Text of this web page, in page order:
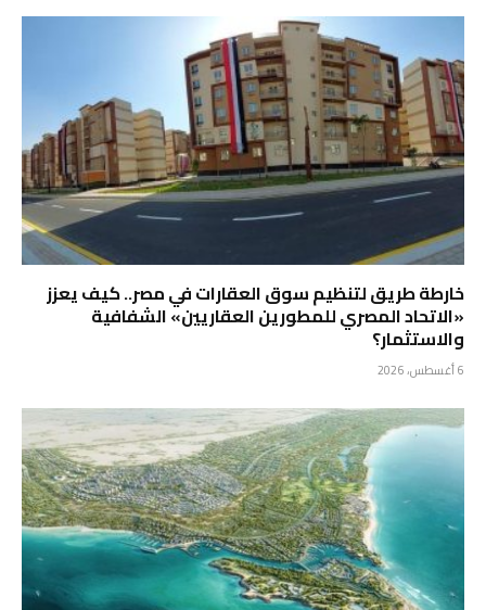
خارطة طريق لتنظيم سوق العقارات في مصر.. كيف يعزز
«الاتحاد المصري للمطورين العقاريين» الشفافية
والاستثمار؟
6 أغسطس، 2026